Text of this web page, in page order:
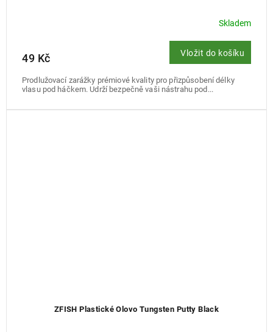
Skladem
49 Kč Vložit do košíku
Prodlužovací zarážky prémiové kvality pro přizpůsobení délky
vlasu pod háčkem. Udrží bezpečně vaši nástrahu pod...
ZFISH Plastické Olovo Tungsten Putty Black